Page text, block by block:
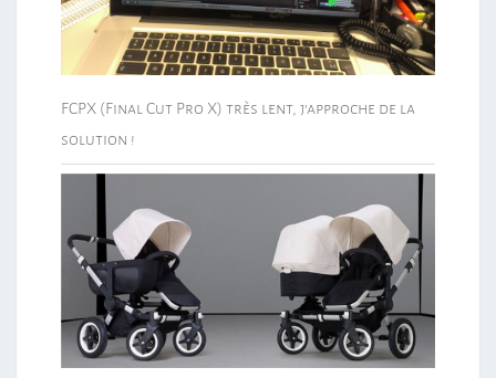
FCPX (Final Cut Pro X) très lent, j’approche de la
solution !